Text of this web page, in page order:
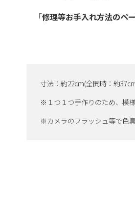
「修理等お手入れ方法のペ
寸法：約22cm(全開時：約
※１つ１つ手作りのため、模
※カメラのフラッシュ等で色